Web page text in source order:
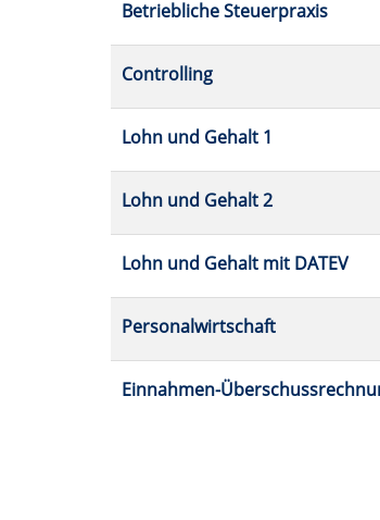
Betriebliche Steuerpraxis
Controlling
Lohn und Gehalt 1
Lohn und Gehalt 2
Lohn und Gehalt mit DATEV
Personalwirtschaft
Einnahmen-